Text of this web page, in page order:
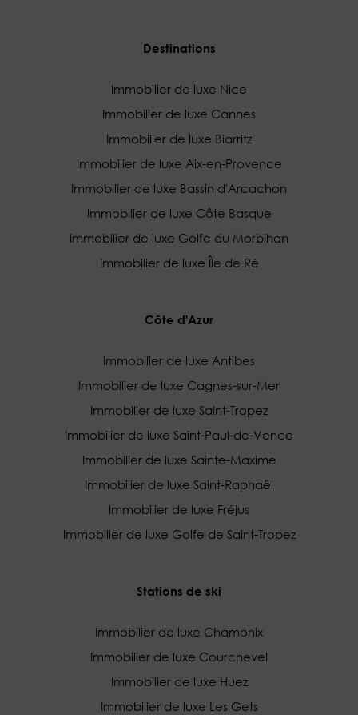
Destinations
Immobilier de luxe Nice
Immobilier de luxe Cannes
Immobilier de luxe Biarritz
Immobilier de luxe Aix-en-Provence
Immobilier de luxe Bassin d'Arcachon
Immobilier de luxe Côte Basque
Immobilier de luxe Golfe du Morbihan
Immobilier de luxe Île de Ré
Côte d'Azur
Immobilier de luxe Antibes
Immobilier de luxe Cagnes-sur-Mer
Immobilier de luxe Saint-Tropez
Immobilier de luxe Saint-Paul-de-Vence
Immobilier de luxe Sainte-Maxime
Immobilier de luxe Saint-Raphaël
Immobilier de luxe Fréjus
Immobilier de luxe Golfe de Saint-Tropez
Stations de ski
Immobilier de luxe Chamonix
Immobilier de luxe Courchevel
Immobilier de luxe Huez
Immobilier de luxe Les Gets